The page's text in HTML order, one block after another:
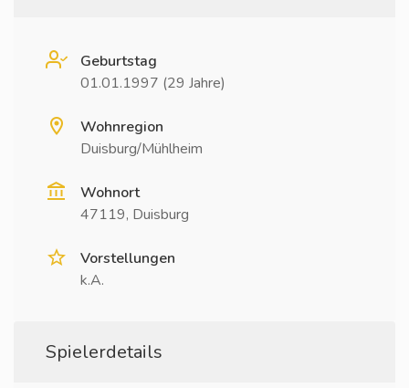
Geburtstag
01.01.1997 (29 Jahre)
Wohnregion
Duisburg/Mühlheim
Wohnort
47119, Duisburg
Vorstellungen
k.A.
Spielerdetails